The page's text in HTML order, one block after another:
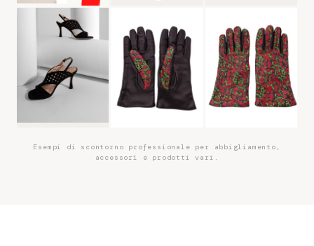
Esempi di scontorno professionale per abbigliamento,
accessori e prodotti vari.